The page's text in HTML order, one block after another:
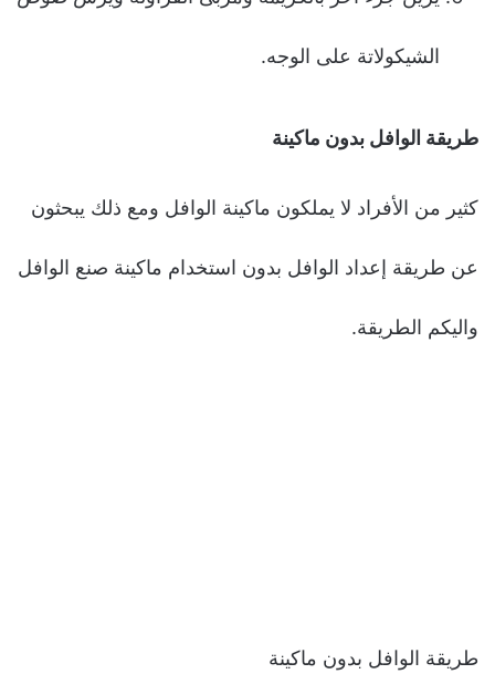
الشيكولاتة على الوجه.
طريقة الوافل بدون ماكينة
كثير من الأفراد لا يملكون ماكينة الوافل ومع ذلك يبحثون
عن طريقة إعداد الوافل بدون استخدام ماكينة صنع الوافل
واليكم الطريقة.
طريقة الوافل بدون ماكينة